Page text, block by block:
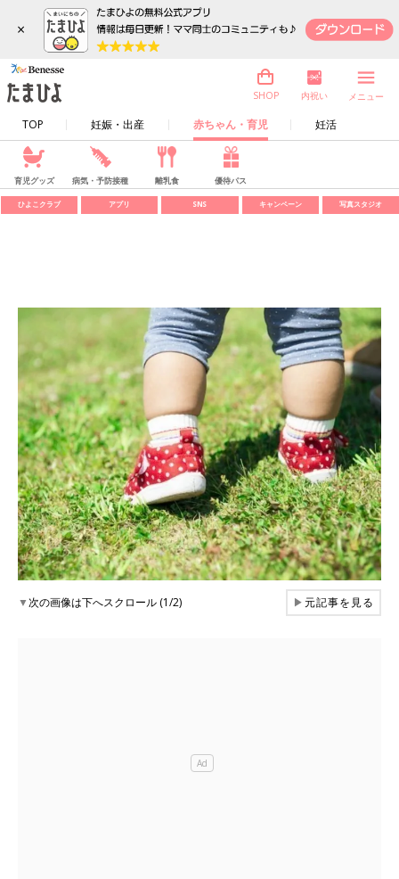
×
TOP 妊娠・出産 赤ちゃん・育児 妊活
SHOP 内祝い メニュー
育児グッズ 病気・予防接種 離乳食 優待パス
ひよこクラブ アプリ SNS キャンペーン 写真スタジオ
▼次の画像は下へスクロール (1/2) ▶元記事を見る